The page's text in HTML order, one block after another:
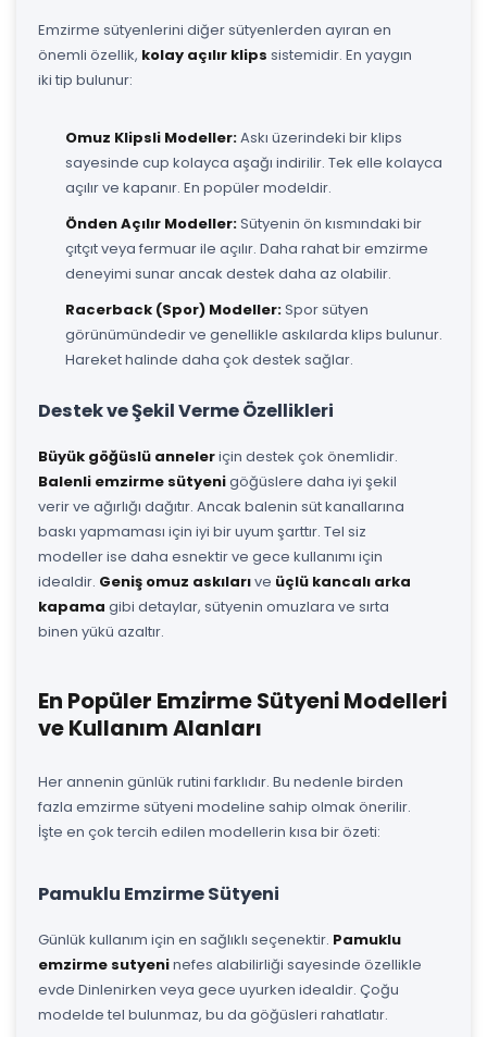
Emzirme sütyenlerini diğer sütyenlerden ayıran en
önemli özellik, kolay açılır klips sistemidir. En yaygın
iki tip bulunur:
Omuz Klipsli Modeller:Askı üzerindeki bir klips
sayesinde cup kolayca aşağı indirilir. Tek elle kolayca
açılır ve kapanır. En popüler modeldir.
Önden Açılır Modeller:Sütyenin ön kısmındaki bir
çıtçıt veya fermuar ile açılır. Daha rahat bir emzirme
deneyimi sunar ancak destek daha az olabilir.
Racerback (Spor) Modeller:Spor sütyen
görünümündedir ve genellikle askılarda klips bulunur.
Hareket halinde daha çok destek sağlar.
Destek ve Şekil Verme Özellikleri
Büyük göğüslü anneleriçin destek çok önemlidir.
Balenli emzirme sütyenigöğüslere daha iyi şekil
verir ve ağırlığı dağıtır. Ancak balenin süt kanallarına
baskı yapmaması için iyi bir uyum şarttır. Tel siz
modeller ise daha esnektir ve gece kullanımı için
idealdir. Geniş omuz askılarıve üçlü kancalı arka
kapama gibi detaylar, sütyenin omuzlara ve sırta
binen yükü azaltır.
En Popüler Emzirme Sütyeni Modelleri
ve Kullanım Alanları
Her annenin günlük rutini farklıdır. Bu nedenle birden
fazla emzirme sütyeni modeline sahip olmak önerilir.
İşte en çok tercih edilen modellerin kısa bir özeti:
Pamuklu Emzirme Sütyeni
Günlük kullanım için en sağlıklı seçenektir. Pamuklu
emzirme sutyeninefes alabilirliği sayesinde özellikle
evde Dinlenirken veya gece uyurken idealdir. Çoğu
modelde tel bulunmaz, bu da göğüsleri rahatlatır.